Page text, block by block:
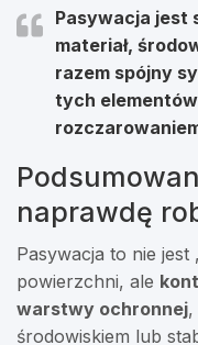
Pasywacja jest
materiał,
razem spójny
tych
naprawdę
Pasywacja to nie jest
powierzchni, ale
warstwy ochronnej,
środowiskiem lub